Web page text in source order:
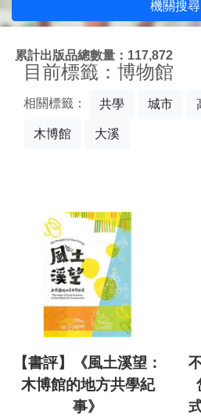
機關搜尋
累計出版品總數量：117,872
目前標籤：博物館
相關標籤： 共學 城市
木博館 大溪
【書評】《風土溪望：
木博館的地方共學紀
事》